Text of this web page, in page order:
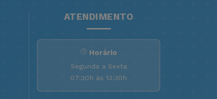
ATENDIMENTO
Horário
Segunda a Sexta
07:30h às 13:30h